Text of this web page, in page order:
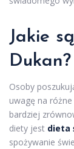
Jakie
Dukan?
Osoby
uwagę na
bardziej
diety jest dieta
spożywanie